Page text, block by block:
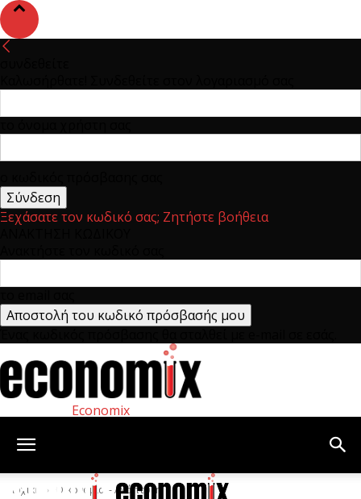
Ξεχάσατε τον κωδικό σας; Ζητήστε βοήθεια
Economix
Αρχική Οικονομία – Ανάπτυξη